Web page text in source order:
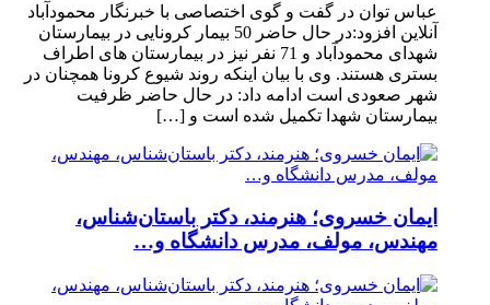
عباس توان در گفت و گوی اختصاصی با خبرنگار محمودآباد
آنلاین افزود:در حال حاضر 50 بیمار کرونایی در بیمارستان
شهدای محمودآباد و 71 نفر نیز در بیمارستان های اطراف
بستری هستند. وی با بیان اینکه روند شیوع کرونا همچنان در
شهر صعودی است ادامه داد: در حال حاضر ظرفیت
بیمارستان شهدا تکمیل شده است و […]
ایمان خسروی؛ هنرمند، دکتر باستان‌شناس،
مهندس، مولف، مدرس دانشگاه و…